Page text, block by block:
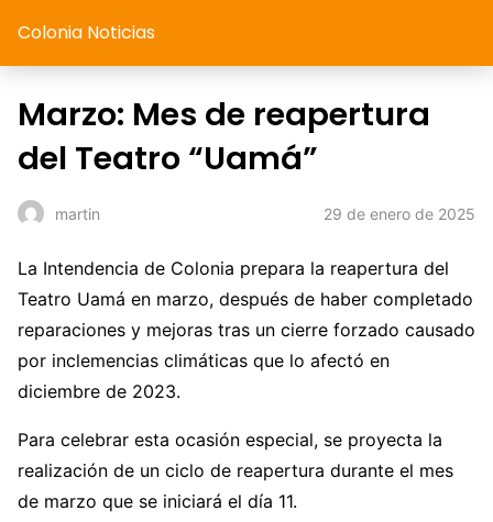
Colonia Noticias
Marzo: Mes de reapertura
del Teatro “Uamá”
martin 29 de enero de 2025
La Intendencia de Colonia prepara la reapertura del
Teatro Uamá en marzo, después de haber completado
reparaciones y mejoras tras un cierre forzado causado
por inclemencias climáticas que lo afectó en
diciembre de 2023.
Para celebrar esta ocasión especial, se proyecta la
realización de un ciclo de reapertura durante el mes
de marzo que se iniciará el día 11.